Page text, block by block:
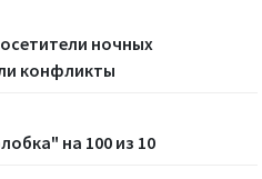
ночных
конфликты
на 100 из 10